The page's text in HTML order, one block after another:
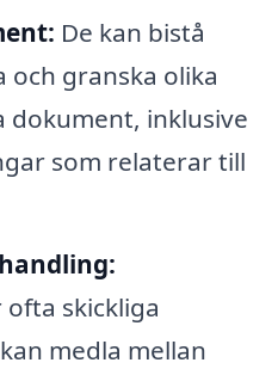
De kan bistå
granska olika
dokument, inklusive
som relaterar till
skickliga
medla mellan